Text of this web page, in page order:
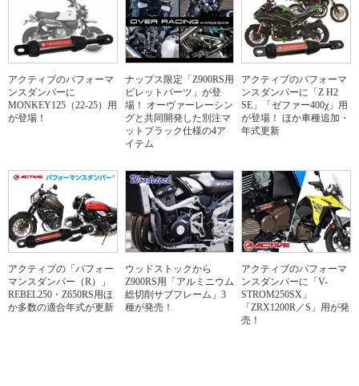
アクティブのパフォーマ
ンスダンパーに
MONKEY125（22-25）用
が登場！
ナップス限定「Z900RS用
ビレットパーツ」が登
場！ オーヴァーレーシン
グと共同開発した別注マ
ットブラック仕様の4ア
イテム
アクティブのパフォーマ
ンスダンパーに「Z H2
SE」「ゼファー400χ」用
が登場！ ほか車種追加・
年式更新
アクティブの「パフォー
マンスダンパー（R）」
REBEL250・Z650RS用ほ
か多数の適合年式が更新
ウッドストックから
Z900RS用「アルミニウム
総切削サブフレーム」3
種が発売！
アクティブのパフォーマ
ンスダンパーに「V-
STROM250SX」
「ZRX1200R／S」用が発
売！